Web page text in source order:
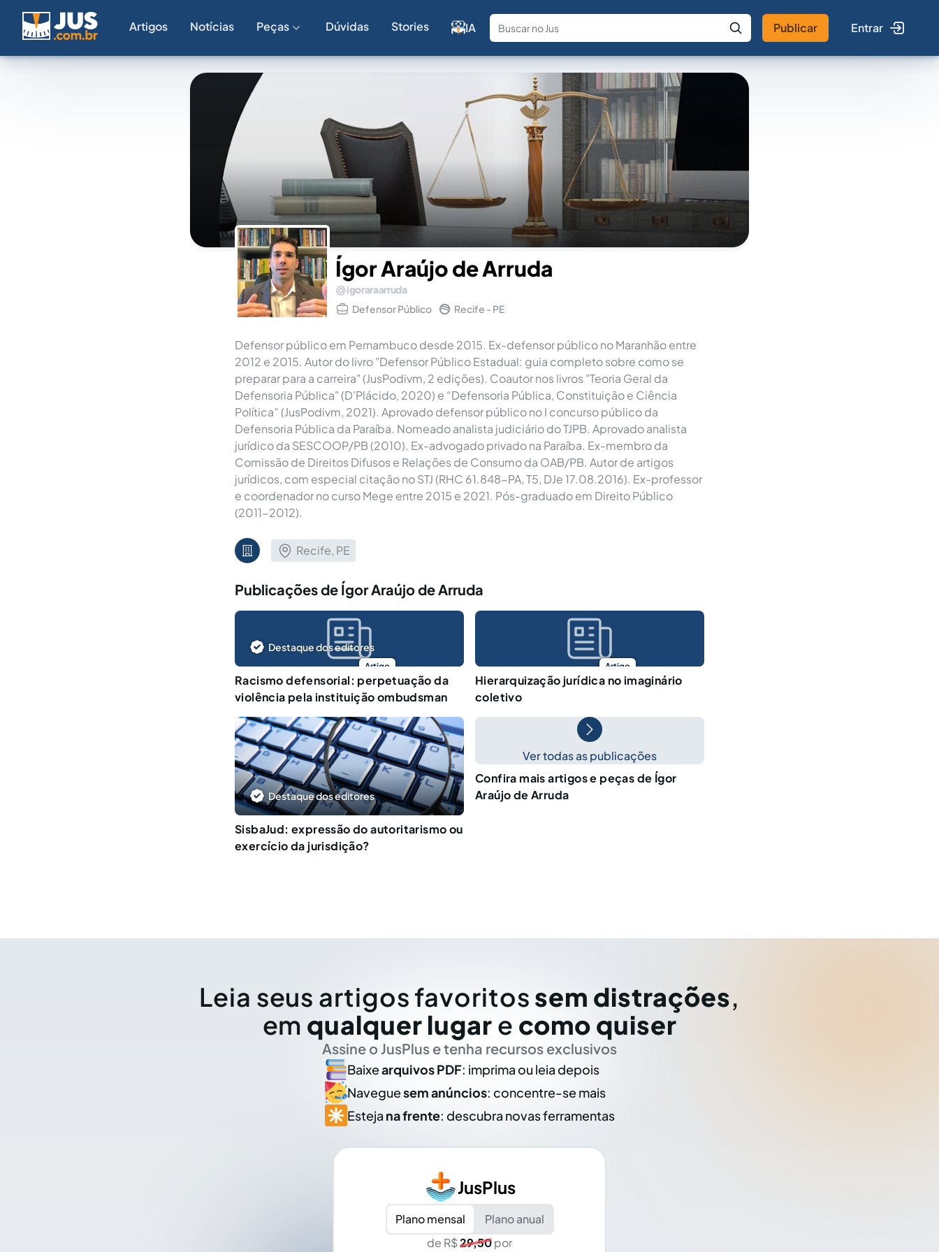
Artigos Notícias Peças Dúvidas Stories IA
Fale com a IA Buscar no Jus
Publicar Entrar
Ígor Araújo de Arruda
igoraraarruda
Defensor Público
Recife - PE
Defensor público em Pernambuco desde 2015. Ex-defensor público no Maranhão entre
2012 e 2015. Autor do livro "Defensor Público Estadual: guia completo sobre como se
preparar para a carreira" (JusPodivm, 2 edições). Coautor nos livros "Teoria Geral da
Defensoria Pública" (D'Plácido, 2020) e “Defensoria Pública, Constituição e Ciência
Política” (JusPodivm, 2021). Aprovado defensor público no I concurso público da
Defensoria Pública da Paraíba. Nomeado analista judiciário do TJPB. Aprovado analista
jurídico da SESCOOP/PB (2010). Ex-advogado privado na Paraíba. Ex-membro da
Comissão de Direitos Difusos e Relações de Consumo da OAB/PB. Autor de artigos
jurídicos, com especial citação no STJ (RHC 61.848-PA, T5, DJe 17.08.2016). Ex-professor
e coordenador no curso Mege entre 2015 e 2021. Pós-graduado em Direito Público
(2011-2012).
Recife, PE
Publicações de Ígor Araújo de Arruda
Artigo
Destaque dos editores
Racismo defensorial: perpetuação da
violência pela instituição ombudsman
Artigo
Hierarquização jurídica no imaginário
coletivo
Destaque dos editores
SisbaJud: expressão do autoritarismo ou
exercício da jurisdição?
Ver todas as publicações
Confira mais artigos e peças de Ígor
Araújo de Arruda
Leia seus artigos favoritos sem distrações,
em qualquer lugar e como quiser
Assine o JusPlus e tenha recursos exclusivos
Baixearquivos PDF: imprima ou leia depois
Naveguesem anúncios: concentre-se mais
Esteja na frente: descubra novas ferramentas
JusPlus
Plano mensal
Plano anual
de R$29,50por